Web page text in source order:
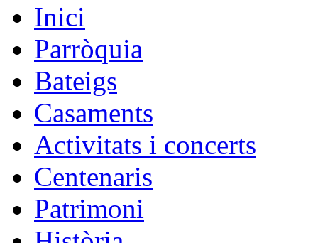
Inici
Parròquia
Bateigs
Casaments
Activitats i concerts
Centenaris
Patrimoni